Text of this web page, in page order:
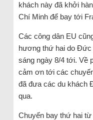
khách này đã khởi
Chí Minh để bay tới
Các công dân EU
hương thứ hai do Đức
sáng ngày 8/4 tới. Về
cảm ơn tới các
đã đưa các du khách
qua.
Chuyến bay thứ hai